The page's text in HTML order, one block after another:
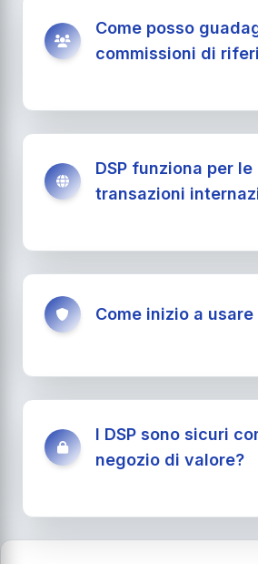
Come posso
commissioni di
vengono acquistate dai
I tuoi referral guadagnano
pubblicitarie dai contenuti
DSP funziona per le
transazioni
Come inizio a usare
I DSP sono sicuri
negozio di valore?